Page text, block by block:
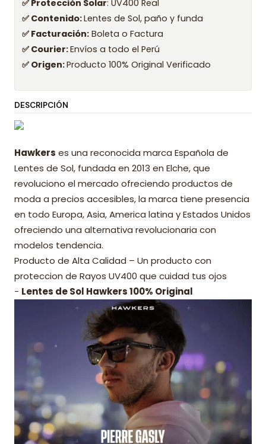
✅ Protección Solar: UV400 Real
✅ Contenido:Lentes de Sol, paño y funda
✅ Facturación: Boleta o Factura
✅ Courier:Envíos a todo el Perú
✅ Origen:Producto 100% Original Verificado
DESCRIPCIÓN
Hawkers es una reconocida marca Española de
Lentes de Sol, fundada en 2013 en Elche, que
revoluciono el mercado ofreciendo productos de
moda a precios accesibles, la marca tiene presencia
en todo Europa, Asia, America latina y Estados Unidos
ofreciendo una alternativa revolucionaria con
modelos tendencia.
Producto de Alta Calidad – Un producto con
proteccion de Rayos UV400 que cuidad tus ojos
- Lentes de Sol Hawkers 100% Original